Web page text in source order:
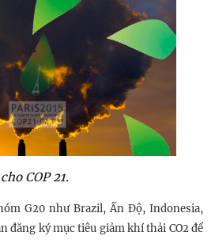
COP 21.
G20 như Brazil, Ấn Độ, Indonesia,
đăng ký mục tiêu giảm khí thải CO2 để